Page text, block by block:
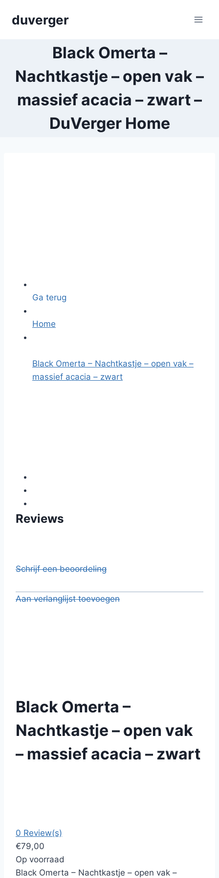
duverger
Black Omerta –
Nachtkastje – open vak –
massief acacia – zwart –
DuVerger Home
Ga terug
Home
Black Omerta – Nachtkastje – open vak –
massief acacia – zwart
Reviews
Schrijf een beoordeling
Aan verlanglijst toevoegen
Black Omerta –
Nachtkastje – open vak
– massief acacia – zwart
0 Review(s)
€79,00
Op voorraad
Black Omerta – Nachtkastje – open vak –